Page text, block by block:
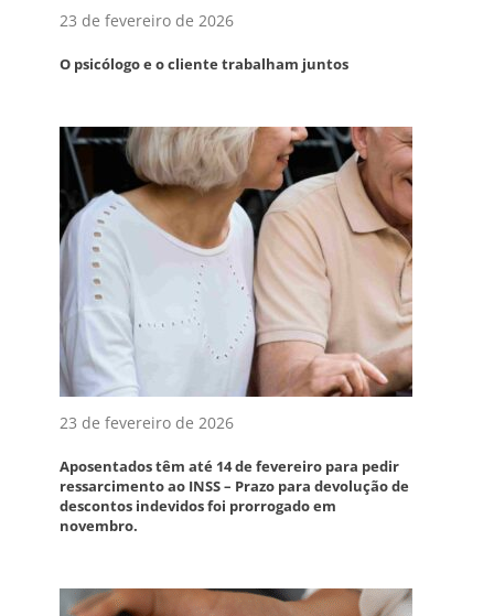
23 de fevereiro de 2026
O psicólogo e o cliente trabalham juntos
23 de fevereiro de 2026
Aposentados têm até 14 de fevereiro para pedir
ressarcimento ao INSS – Prazo para devolução de
descontos indevidos foi prorrogado em
novembro.